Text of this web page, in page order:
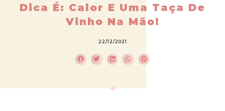
Dica É: Calor E Uma Taça De
Vinho Na Mão!
22/12/2021